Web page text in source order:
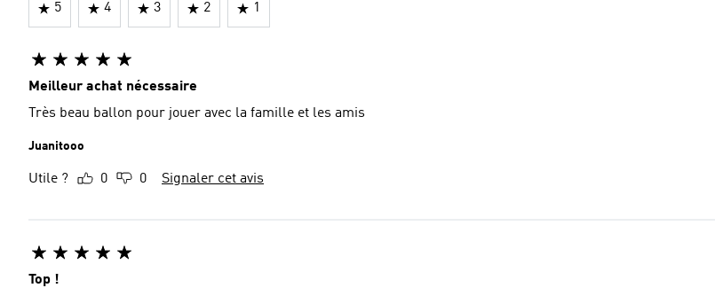
5 4 3 2 1
Meilleur achat nécessaire
Très beau ballon pour jouer avec la famille et les amis
Juanitooo
Utile ? 0 0 Signaler cet avis
Top !